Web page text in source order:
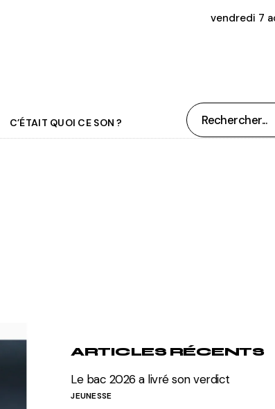
vendredi 7
C’ÉTAIT QUOI CE SON ?
Rechercher
ARTICLES RÉCENTS
Le bac 2026 a livré son verdict
JEUNESSE